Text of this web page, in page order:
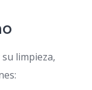
limpieza,